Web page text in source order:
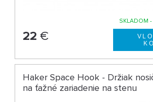
SKLADOM
22 €
Haker Space Hook - Držiak
na ťažné zariadenie na stenu